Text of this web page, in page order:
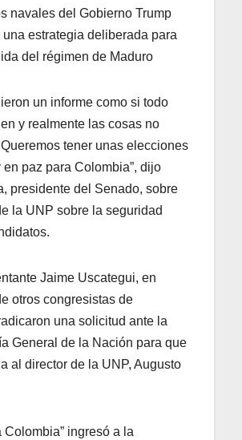
navales del Gobierno Trump
estrategia deliberada para
del régimen de Maduro
un informe como si todo
y realmente las cosas no
tener unas elecciones
paz para Colombia”, dijo
presidente del Senado, sobre
la UNP sobre la seguridad
Jaime Uscategui, en
otros congresistas de
una solicitud ante la
General de la Nación para que
al director de la UNP, Augusto
Colombia” ingresó a la